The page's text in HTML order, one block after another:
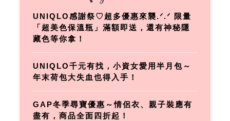
UNIQLO感謝祭♡超多優惠來襲.ᐟ‪.ᐟ 限量
「超美色保溫瓶」滿額即送，還有神秘隱
藏色等你拿！
UNIQLO千元有找，小資女愛用半月包～
年末荷包大失血也得入手！
GAP冬季尋寶優惠～情侶衣、親子裝應有
盡有，商品全面四折起！